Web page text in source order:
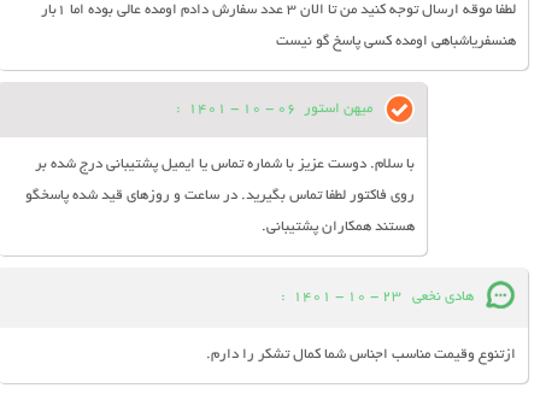
لطفا موقه ارسال توجه کنید من تا الان ۳ عدد سفارش دادم اومده عالی بوده اما ۱بار
هنسفریاشباهی اومده کسی پاسخ گو نیست
میهن استور 06 - 10 - 1401
:
با سلام. دوست عزیز با شماره تماس یا ایمیل پشتیبانی درج شده بر
روی فاکتور لطفا تماس بگیرید. در ساعت و روزهای قید شده پاسخگو
هستند همکاران پشتیبانی.
هادی نخعی 23 - 10 - 1401
:
ازتنوع وقیمت مناسب اجناس شما کمال تشکر را دارم.